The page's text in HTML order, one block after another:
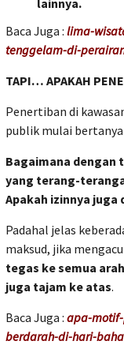
Baca Juga : lima-
tenggelam-di-
TAPI… APAKAH
Penertiban di
publik mulai
Bagaimana dengan
yang terang-
Apakah izinnya juga
Padahal jelas
maksud, jika
tegas ke semua arah
juga tajam ke atas.
Baca Juga : apa-
berdarah-di-hari-